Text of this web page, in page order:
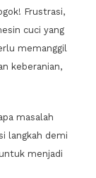
Frustrasi,
cuci yang
memanggil
keberanian,
masalah
langkah demi
menjadi